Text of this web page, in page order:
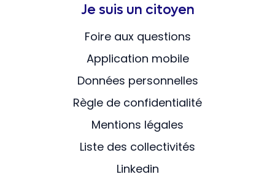
Je suis un citoyen
Foire aux questions
Application mobile
Données personnelles
Règle de confidentialité
Mentions légales
Liste des collectivités
Linkedin